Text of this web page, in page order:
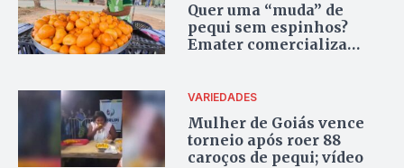
Quer uma “muda” de
pequi sem espinhos?
Emater comercializa
VARIEDADES
Mulher de Goiás vence
torneio após roer 88
caroços de pequi; vídeo